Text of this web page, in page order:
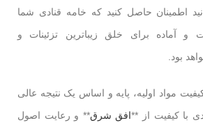
اطمینان حاصل کنید که خامه قنادی شما
و آماده برای خلق زیباترین تزئینات و
بود.
مواد اولیه، پایه و اساس یک نتیجه عالی
با کیفیت از **افق شرق** و رعایت اصول